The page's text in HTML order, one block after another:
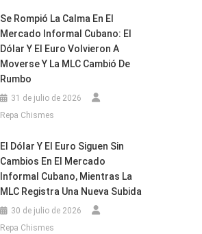
Se Rompió La Calma En El
Mercado Informal Cubano: El
Dólar Y El Euro Volvieron A
Moverse Y La MLC Cambió De
Rumbo
31 de julio de 2026
Repa Chismes
El Dólar Y El Euro Siguen Sin
Cambios En El Mercado
Informal Cubano, Mientras La
MLC Registra Una Nueva Subida
30 de julio de 2026
Repa Chismes